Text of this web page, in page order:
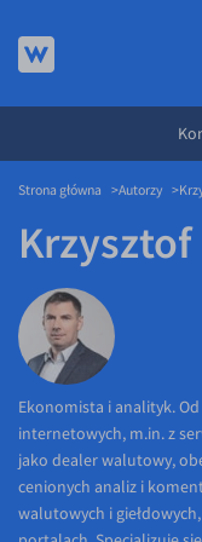
KURSY WALUT
Kursy walut
EUR/PLN
CHF/PLN
GBP/PLN
CZK/PLN
DKK/PLN
NOK/PLN
SEK/PLN
KARTA WIELOWALUTOWA
Karta wielowalutowa
PRZELEWY ZAGRANICZNE
DLA FIRM
Dla firm
API dla biznesu
Partnerstwa
Walutomat Business
Program Afiliacyjny
JAK TO DZIAŁA
Jak to działa
Prowizje i rabaty
Metody płatności
Banki i przelewy
BLOG
Blog
Aktualności
Komentarze walutowe
Strona główna Autorzy
Ekonomista i analityk.
internetowych, m.in. z
jako dealer walutowy,
cenionych analiz i
walutowych i